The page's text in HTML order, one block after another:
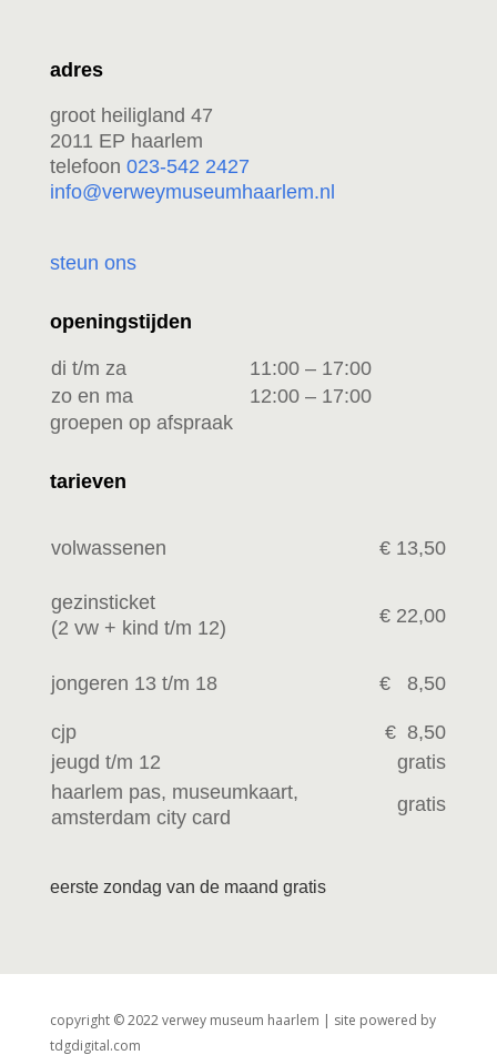
adres
groot heiligland 47
2011 EP haarlem
telefoon 023-542 2427
info@verweymuseumhaarlem.nl
steun ons
openingstijden
di t/m za
11:00 – 17:00
zo en ma
12:00 – 17:00
groepen op afspraak
tarieven
volwassenen € 13,50
gezinsticket
(2 vw + kind t/m 12)
€ 22,00
jongeren 13 t/m 18 € 8,50
cjp
€ 8,50
jeugd t/m 12
gratis
haarlem pas, museumkaart,
amsterdam city card
gratis
eerste zondag van de maand gratis
copyright © 2022 verwey museum haarlem | site powered by
tdgdigital.com